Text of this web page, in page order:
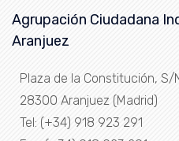
Agrupación Ciudadana
Aranjuez
Plaza de la Constitución, S/
28300 Aranjuez (Madrid)
Tel: (+34) 918 923 291